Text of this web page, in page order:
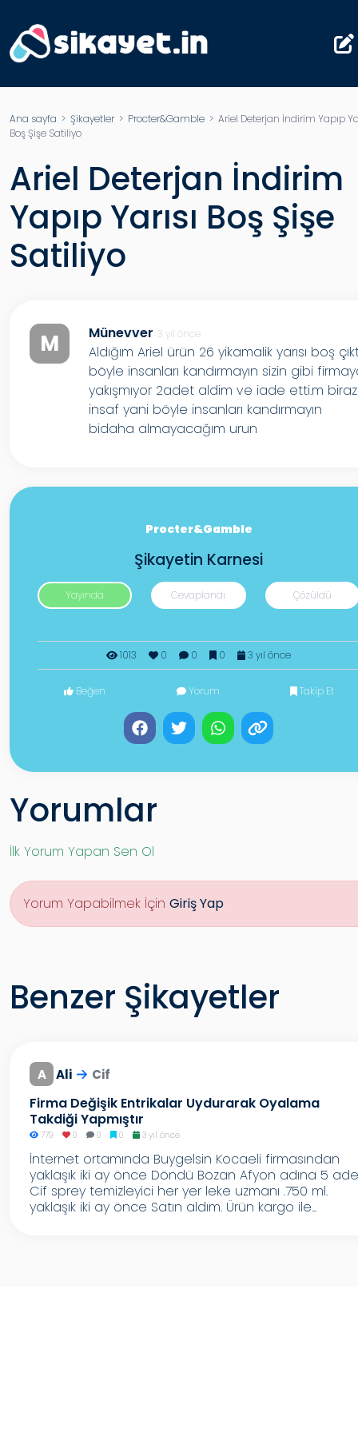
Ana sayfa > Şikayetler> Procter&Gamble > Ariel Deterjan İndirim Yapıp
Boş Şişe Satiliyo
Ariel Deterjan İndirim
Yapıp Yarısı Boş Şişe
Satiliyo
M Münevver 3 yıl önce
Aldığım Ariel ürün 26 yikamalik yarısı boş
böyle insanları kandırmayın sizin gibi
yakışmıyor 2adet aldim ve iade etti.m biraz
insaf yani böyle insanları kandırmayın
bidaha almayacağım urun
Procter&Gamble
Şikayetin Karnesi
Yayında Cevaplandı Çözüldü
1013 0 0 0 3 yıl önce
Beğen Yorum Takip Et
Yorumlar
İlk Yorum Yapan Sen Ol
Yorum Yapabilmek İçin Giriş Yap
Benzer Şikayetler
A Ali Cif
Firma Değişik Entrikalar Uydurarak Oyalama
Takdiği Yapmıştır
779 0 0 0 3 yıl önce
İnternet ortamında Buygelsin Kocaeli firmasından
yaklaşık iki ay önce Döndü Bozan Afyon adına 5
Cif sprey temizleyici her yer leke uzmanı .750 ml.
yaklaşık iki ay önce Satın aldım. Ürün kargo ile...